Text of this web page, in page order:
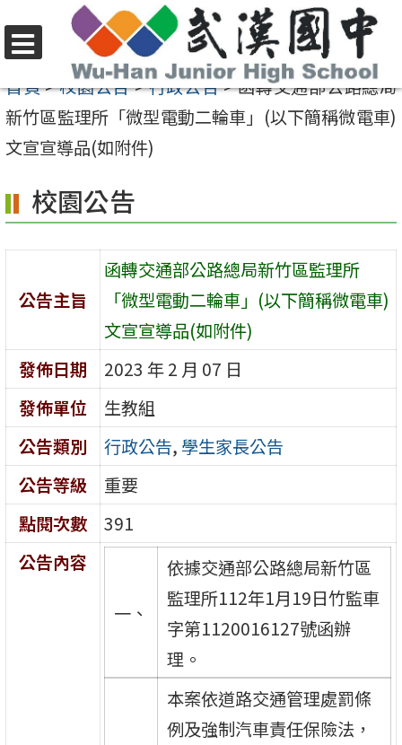
至
要
內
區
選
單
首頁>校園公告>行政公告>函轉交通部公路總局
新竹區監理所「微型電動二輪車」(以下簡稱微電車)
文宣宣導品(如附件)
校園公告
公告主旨
函轉交通部公路總局新竹區監理所
「微型電動二輪車」(以下簡稱微電車)
文宣宣導品(如附件)
發佈日期
2023 年 2 月 07 日
發佈單位
生教組
公告類別
行政公告, 學生家長公告
公告等級
重要
點閱次數
391
公告內容
一、
依據交通部公路總局新竹區
監理所112年1月19日竹監車
字第1120016127號函辦
理。
本案依道路交通管理處罰條
例及強制汽車責任保險法，